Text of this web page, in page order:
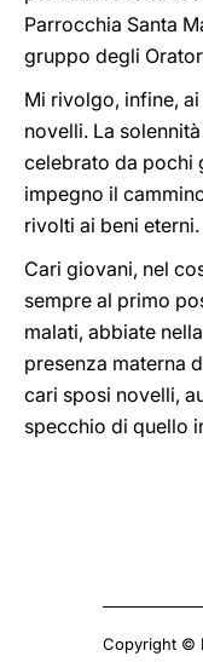
Parrocchia Santa
gruppo degli
Mi rivolgo, infine,
novelli. La
celebrato da pochi
impegno il
rivolti ai beni eterni.
Cari giovani, nel
sempre al primo
malati, abbiate
presenza materna
cari sposi novelli,
specchio di quello
Copyright ©